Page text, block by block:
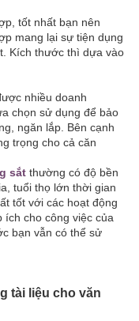
tốt nhất bạn nên
mang lại sự tiện dụng
Kích thước thì dựa vào
nhiều doanh
chọn sử dụng để bảo
ngăn lắp. Bên cạnh
trọng cho cả căn
sắt thường có độ bền
tuổi thọ lớn thời gian
tốt với các hoạt động
cho công việc của
bạn vẫn có thể sử
tài liệu cho văn